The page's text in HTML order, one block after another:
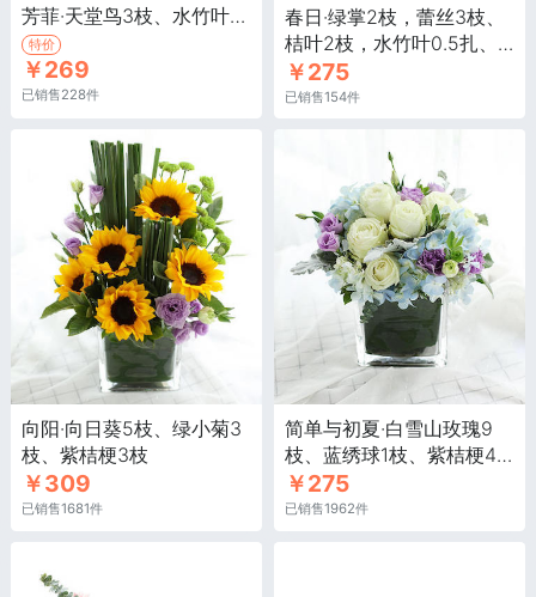
芳菲·天堂鸟3枝、水竹叶0.3扎、百合1枝、粉色多头康乃馨3枝
特价
￥269
已销售228件
春日·绿掌2枝，蕾丝3枝、
桔叶2枝，水竹叶0.5扎、
白玫瑰5枝
￥275
已销售154件
向阳·向日葵5枝、绿小菊3
枝、紫桔梗3枝
￥309
已销售1681件
简单与初夏·白雪山玫瑰9
枝、蓝绣球1枝、紫桔梗4
枝
￥275
已销售1962件